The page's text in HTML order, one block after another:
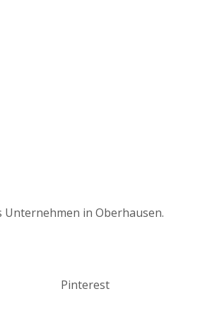
Unternehmen in Oberhausen.
Pinterest